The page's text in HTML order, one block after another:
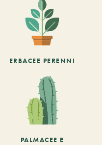
ERBACEE PERENNI
PALMACEE E